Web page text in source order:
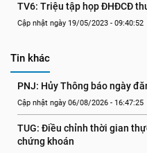
TV6: Triệu tập họp ĐHĐCĐ
Cập nhật ngày 19/05/2023 - 09:40:52
Tin khác
PNJ: Hủy Thông báo ngày
Cập nhật ngày 06/08/2026 - 16:47:25
TUG: Điều chỉnh thời gian
chứng khoán